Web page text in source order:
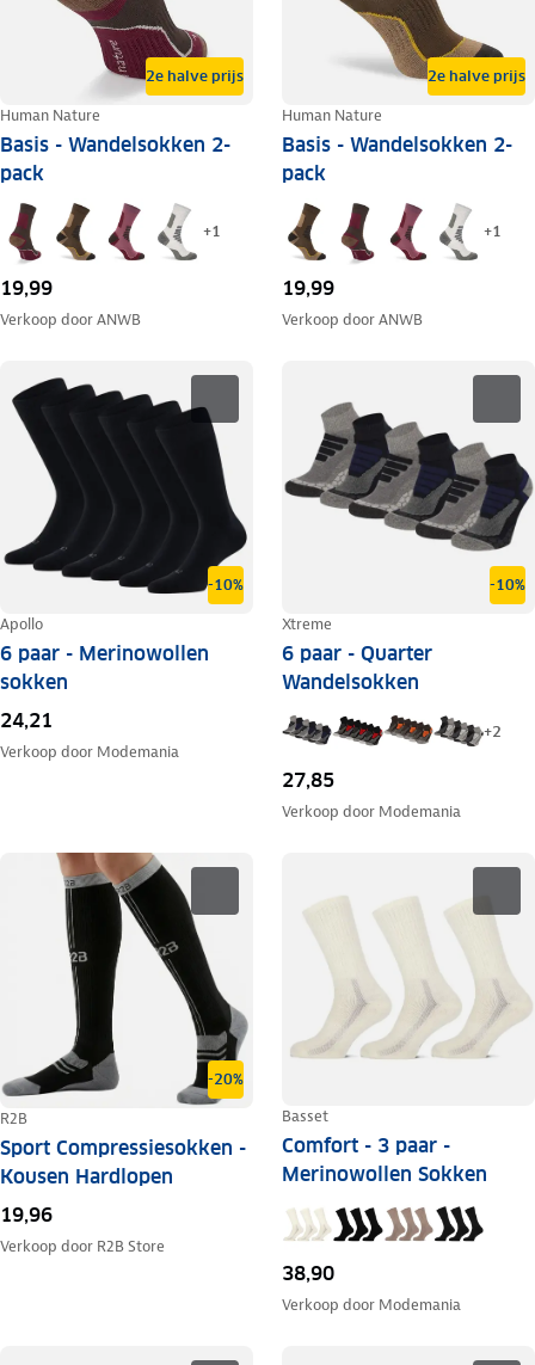
2e halve prijs
Human Nature
Basis - Wandelsokken 2-
pack
+1
19,99
Verkoop doorANWB
2e halve prijs
Human Nature
Basis - Wandelsokken 2-
pack
+1
19,99
Verkoop doorANWB
-10%
Apollo
6 paar - Merinowollen
sokken
24,21
Verkoop door Modemania
-10%
Xtreme
6 paar - Quarter
Wandelsokken
+2
27,85
Verkoop door Modemania
-20%
R2B
Sport Compressiesokken -
Kousen Hardlopen
19,96
Verkoop door R2B Store
Basset
Comfort - 3 paar -
Merinowollen Sokken
38,90
Verkoop door Modemania